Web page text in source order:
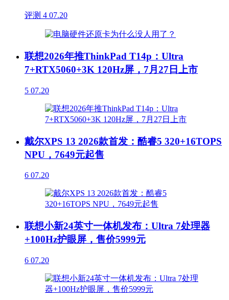
评测 4 07.20
联想2026年推ThinkPad T14p：Ultra
7+RTX5060+3K 120Hz屏，7月27日上市
5 07.20
戴尔XPS 13 2026款首发：酷睿5 320+16TOPS
NPU，7649元起售
6 07.20
联想小新24英寸一体机发布：Ultra 7处理器
+100Hz护眼屏，售价5999元
6 07.20